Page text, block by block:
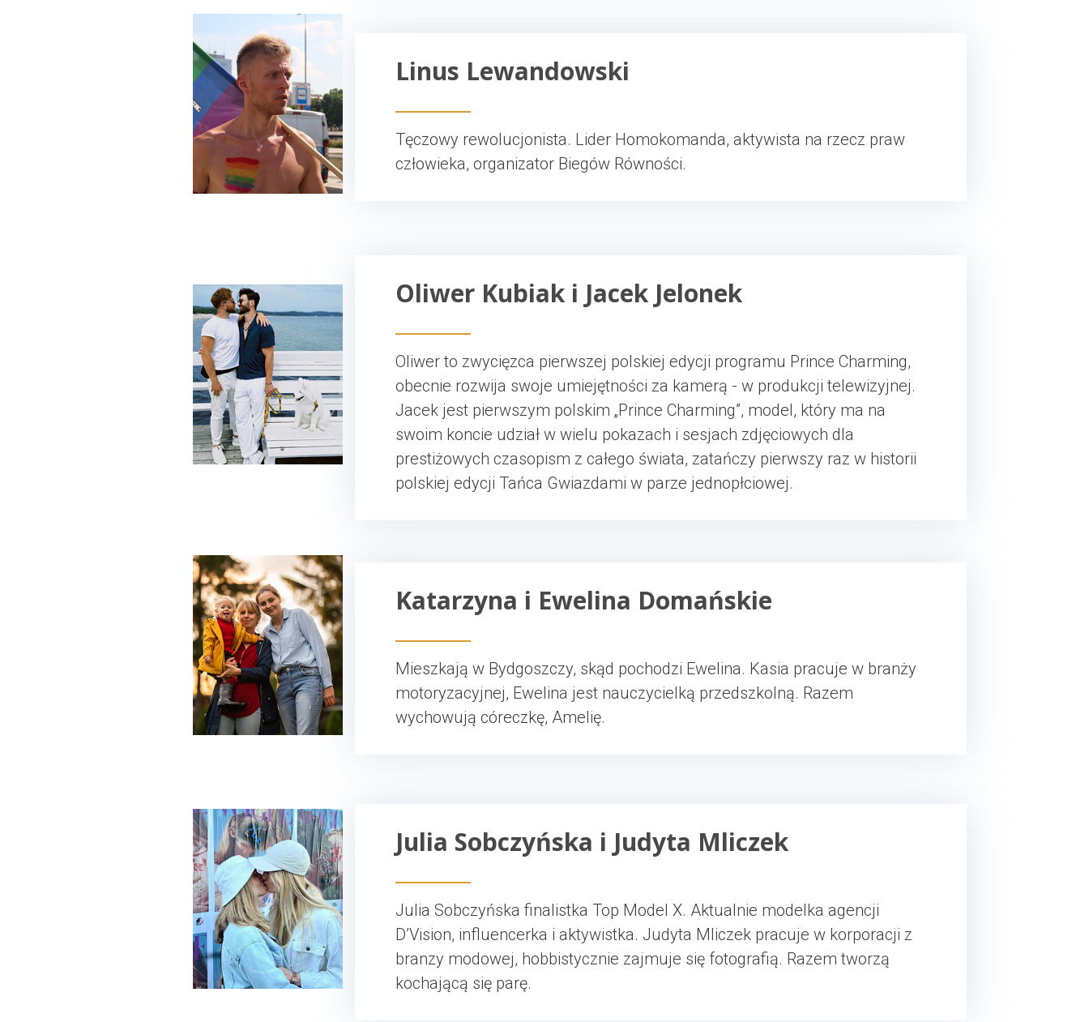
Linus Lewandowski
Tęczowy rewolucjonista. Lider Homokomanda, aktywista na rzecz praw
człowieka, organizator Biegów Równości.
Oliwer Kubiak i Jacek Jelonek
Oliwer to zwycięzca pierwszej polskiej edycji programu Prince Charming,
obecnie rozwija swoje umiejętności za kamerą - w produkcji telewizyjnej.
Jacek jest pierwszym polskim „Prince Charming”, model, który ma na
swoim koncie udział w wielu pokazach i sesjach zdjęciowych dla
prestiżowych czasopism z całego świata, zatańczy pierwszy raz w historii
polskiej edycji Tańca Gwiazdami w parze jednopłciowej.
Katarzyna i Ewelina Domańskie
Mieszkają w Bydgoszczy, skąd pochodzi Ewelina. Kasia pracuje w branży
motoryzacyjnej, Ewelina jest nauczycielką przedszkolną. Razem
wychowują córeczkę, Amelię.
Julia Sobczyńska i Judyta Mliczek
Julia Sobczyńska finalistka Top Model X. Aktualnie modelka agencji
D’Vision, influencerka i aktywistka. Judyta Mliczek pracuje w korporacji z
branzy modowej, hobbistycznie zajmuje się fotografią. Razem tworzą
kochającą się parę.